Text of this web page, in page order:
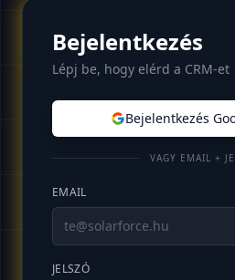
Bejelentkezés
Lépj be, hogy elérd a CRM-et
Bejelentkezés
VAGY EMAIL +
EMAIL
JELSZÓ